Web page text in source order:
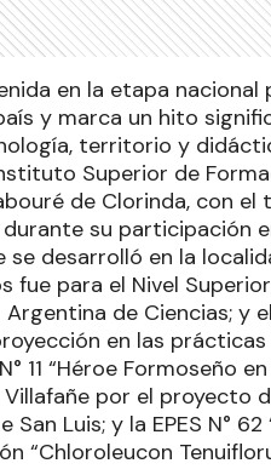
en la etapa
y marca un hito
territorio y
Superior de
de Clorinda, con
su participación
se desarrolló en la
fue para el Nivel
de Ciencias; y
en las
11 “Héroe Formoseño
por el proyecto
San Luis; y la EPES N°
“Chloroleucon